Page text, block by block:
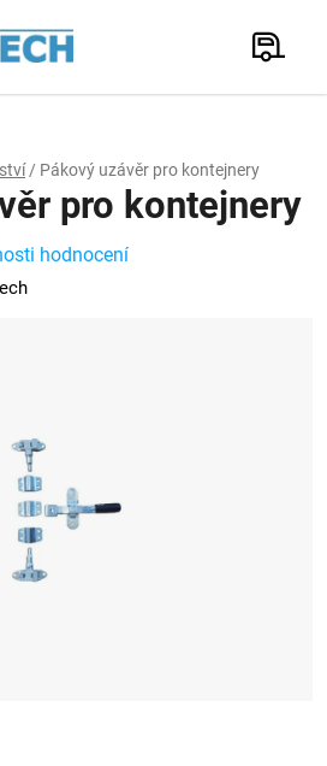
Hledat
/ Pákový uzávěr pro kontejnery
pro kontejnery
hodnocení